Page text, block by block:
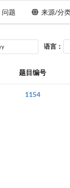
问题 来源/分
语言：
题目编号
1154